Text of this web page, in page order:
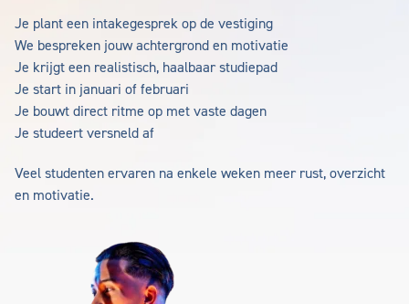
Je plant een intakegesprek op de vestiging
We bespreken jouw achtergrond en motivatie
Je krijgt een realistisch, haalbaar studiepad
Je start in januari of februari
Je bouwt direct ritme op met vaste dagen
Je studeert versneld af
Veel studenten ervaren na enkele weken meer rust, overzicht
en motivatie.